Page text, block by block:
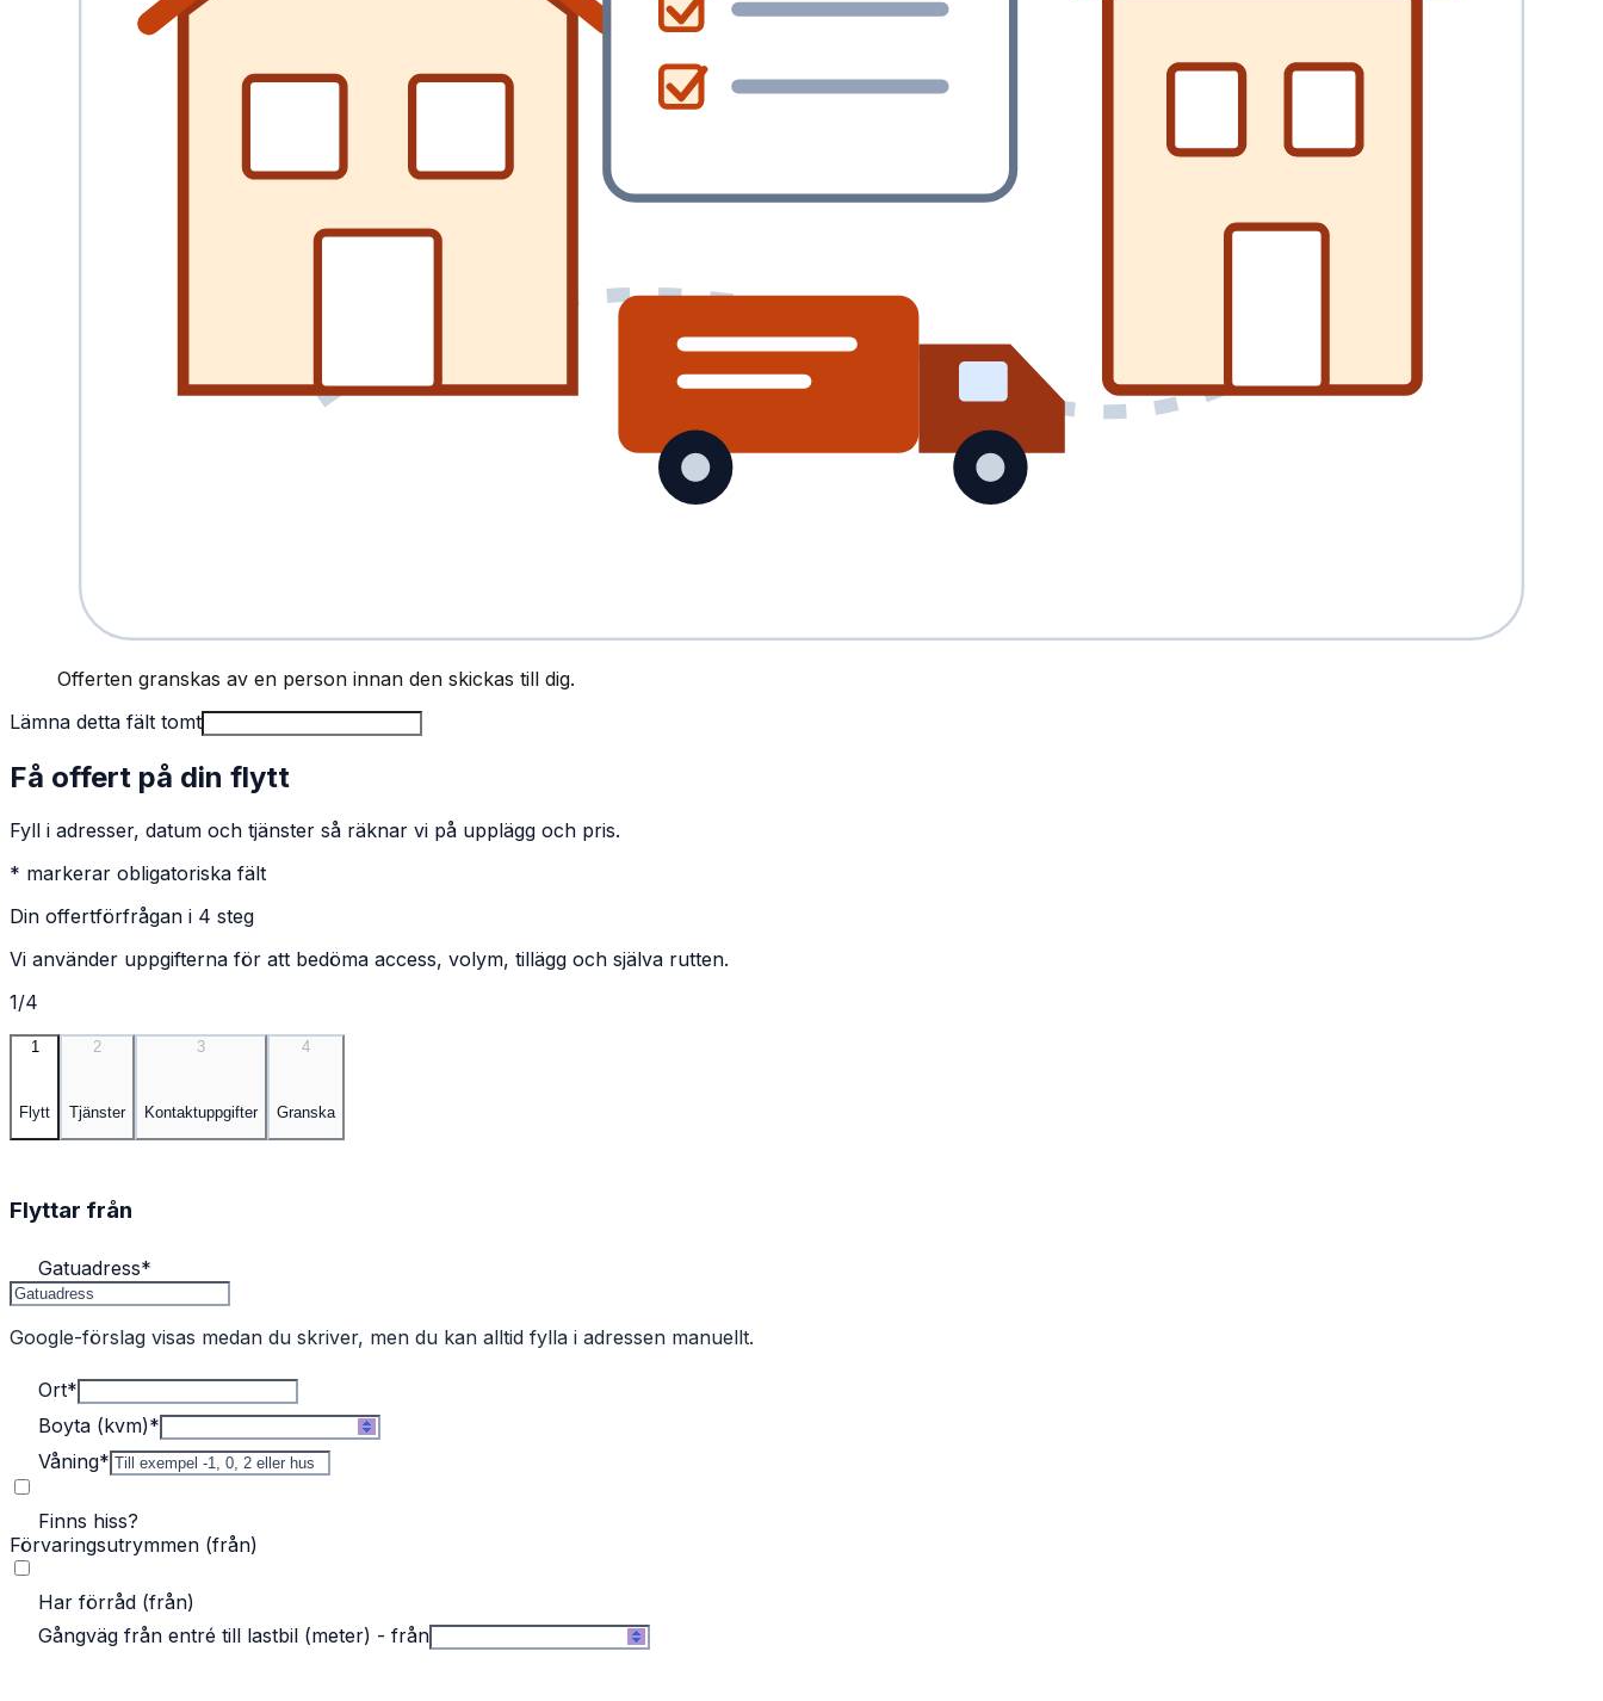
Offerten granskas av en person innan den skickas till dig.
Lämna detta fält tomt
Få offert på din flytt
Fyll i adresser, datum och tjänster så räknar vi på upplägg och pris.
* markerar obligatoriska fält
Din offertförfrågan i 4 steg
Vi använder uppgifterna för att bedöma access, volym, tillägg och själva rutten.
1/4
1
Flytt
2
Tjänster
3
Kontaktuppgifter
4
Granska
Flyttar från
Gatuadress*
Google-förslag visas medan du skriver, men du kan alltid fylla i adressen manuellt.
Ort*
Boyta (kvm)*
Våning*
Finns hiss?
Förvaringsutrymmen (från)
Har förråd (från)
Gångväg från entré till lastbil (meter) - från